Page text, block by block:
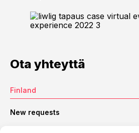
Ota yhteyttä
Finland
New requests